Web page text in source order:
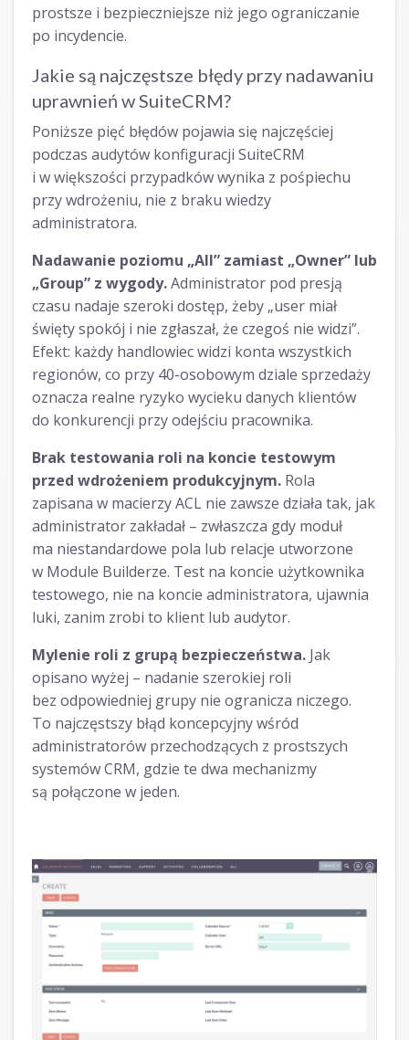
prostsze i bezpieczniejsze niż jego ograniczanie
po incydencie.
Jakie są najczęstsze błędy przy nadawaniu
uprawnień w SuiteCRM?
Poniższe pięć błędów pojawia się najczęściej
podczas audytów konfiguracji SuiteCRM
i w większości przypadków wynika z pośpiechu
przy wdrożeniu, nie z braku wiedzy
administratora.
Nadawanie poziomu „All” zamiast „Owner” lub
„Group” z wygody.Administrator pod presją
czasu nadaje szeroki dostęp, żeby „user miał
święty spokój i nie zgłaszał, że czegoś nie widzi”.
Efekt: każdy handlowiec widzi konta wszystkich
regionów, co przy 40-osobowym dziale sprzedaży
oznacza realne ryzyko wycieku danych klientów
do konkurencji przy odejściu pracownika.
Brak testowania roli na koncie testowym
przed wdrożeniem produkcyjnym. Rola
zapisana w macierzy ACL nie zawsze działa tak, jak
administrator zakładał – zwłaszcza gdy moduł
ma niestandardowe pola lub relacje utworzone
w Module Builderze. Test na koncie użytkownika
testowego, nie na koncie administratora, ujawnia
luki, zanim zrobi to klient lub audytor.
Mylenie roli z grupą bezpieczeństwa. Jak
opisano wyżej – nadanie szerokiej roli
bez odpowiedniej grupy nie ogranicza niczego.
To najczęstszy błąd koncepcyjny wśród
administratorów przechodzących z prostszych
systemów CRM, gdzie te dwa mechanizmy
są połączone w jeden.